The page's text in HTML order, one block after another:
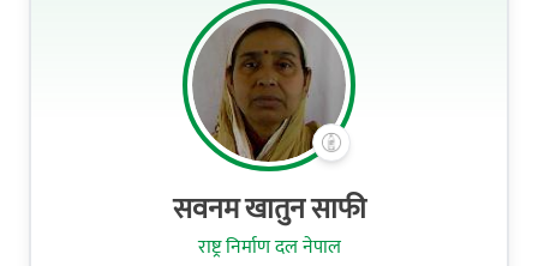
सवनम खातुन साफी
राष्ट्र निर्माण दल नेपाल